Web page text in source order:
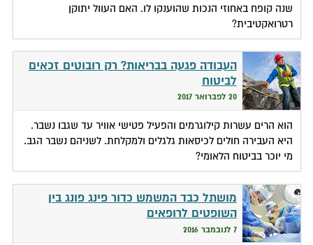
שנה קופח באחוזי הנכות שהוענקו לו. האם העוול יתוקן
רטרואקטיבית?
העבודה פגעה בבריאות? רק רובוטים זכאים
לביטוח
20 לפברואר 2017
הוא הרים עשרות קילוגרמים והפעיל פטישי אוויר עד שגבו נשבר.
היא העבירה חולים לכיסאות גלגלים ולמקלחת. לשניהם נשבר הגב.
מי יוכר בביטוח הלאומי?
מושתל כבד המשמש כדור פינג פונג בין
השופטים לרופאים
7 לנובמבר 2016